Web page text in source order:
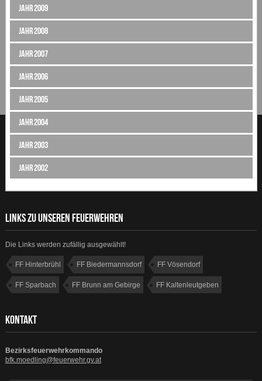
Jahr 2009
Jahr 2008
Jahr 2007
Jahr 2006
Jahr 2005
Jahr 2004
Jahr 2003
Jahr 2002
LINKS ZU UNSEREN FEUERWEHREN
Die Links werden zufällig ausgewählt!
FF Hinterbrühl FF Biedermannsdorf FF Vösendorf
FF Sparbach FF Brunn am Gebirge FF Kaltenleutgeben
KONTAKT
Bezirksfeuerwehrkommando
bfk.moedling@feuerwehr.gv.at